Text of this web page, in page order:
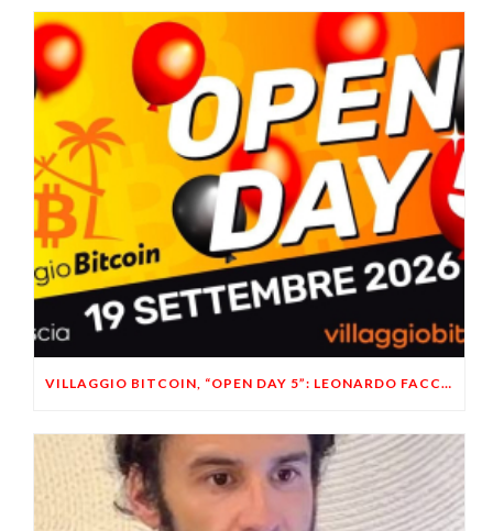
VILLAGGIO BITCOIN, “OPEN DAY 5”: LEONARDO FACCO OSPITE A BRESCIA